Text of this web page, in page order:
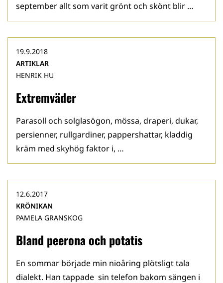
september allt som varit grönt och skönt blir …
Extremväder
19.9.2018
ARTIKLAR
HENRIK HU
Parasoll och solglasögon, mössa, draperi, dukar,
persienner, rullgardiner, pappershattar, kladdig
kräm med skyhög faktor i, …
Bland peerona och potatis
12.6.2017
KRÖNIKAN
PAMELA GRANSKOG
En sommar började min nioåring plötsligt tala
dialekt. Han tappade sin telefon bakom sängen i